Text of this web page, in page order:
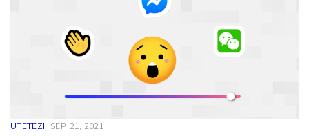
UTETEZI SEP. 21, 2021